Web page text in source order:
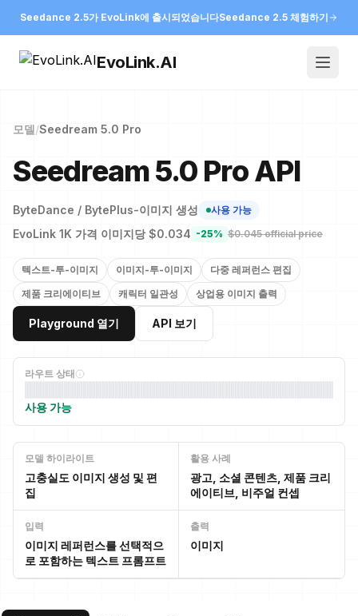
Seedance 2.5가 EvoLink에 출시되었습니다Seedance 2.5 체험하기
EvoLink.AI
모델/Seedream 5.0 Pro
Seedream 5.0 Pro API
ByteDance / BytePlus-이미지 생성 사용 가능
EvoLink 1K 가격 이미지당 $0.034 -25% $0.045 official price
텍스트-투-이미지 이미지-투-이미지
다중 레퍼런스 편집
제품 크리에이티브
캐릭터 일관성 상업용 이미지 출력
Playground 열기 API 보기
라우트 상태
사용 가능
모델 하이라이트
고충실도 이미지 생성 및 편
집
활용 사례
광고, 소셜 콘텐츠, 제품 크리
에이티브, 비주얼 컨셉
입력
이미지 레퍼런스를 선택적으
로 포함하는 텍스트 프롬프트
출력
이미지